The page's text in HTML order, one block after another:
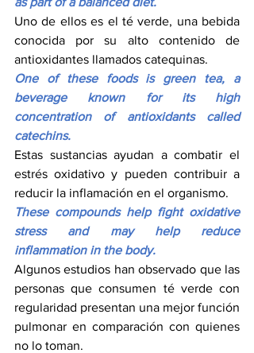
Uno de ellos es el té verde, una bebida
conocida por su alto contenido de
antioxidantes llamados catequinas.
One of these foods is green tea, a
beverage known for its high
concentration of antioxidants called
catechins.
Estas sustancias ayudan a combatir el
estrés oxidativo y pueden contribuir a
reducir la inflamación en el organismo.
These compounds help fight oxidative
stress and may help reduce
inflammation in the body.
Algunos estudios han observado que las
personas que consumen té verde con
regularidad presentan una mejor función
pulmonar en comparación con quienes
no lo toman.